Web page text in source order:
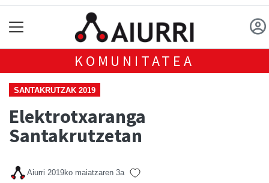
KOMUNITATEA
SANTAKRUTZAK 2019
Elektrotxaranga
Santakrutzetan
Aiurri 2019ko maiatzaren 3a